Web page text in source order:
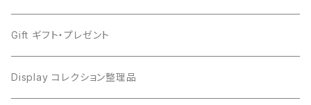
Moldavite モルダバイト
Seymchan セイムチャン
Moldavite モルダバイト
Dronino ドロニノ
Gift ギフト・プレゼント
Display コレクション整理品